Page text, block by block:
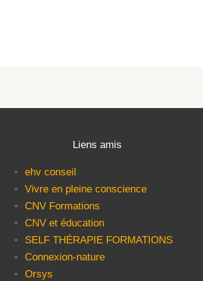
Liens amis
ehv conseil
Vivre en pleine conscience
CNV Formations
CNV et éducation
SELF THÉRAPIE FORMATIONS
Connexion-nature
Orsys